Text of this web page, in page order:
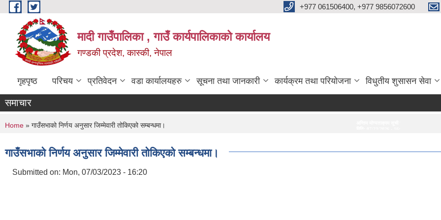
Skip to main content +977 061506400, +977 9856072600
मादी गाउँपालिका , गाउँ कार्यपालिकाको कार्यालय
गण्डकी प्रदेश, कास्की, नेपाल
गृहपृष्ठ परिचय प्रतिवेदन वडा कार्यालयहरु सूचना तथा जानकारी कार्यक्रम तथा परियोजना विधुतीय शुसासन सेवा
समाचार
You are here
Home » गाउँसभाको निर्णय अनुसार जिम्मेवारी तोकिएको सम्बन्धमा।
गाउँसभाको निर्णय अनुसार जिम्मेवारी तोकिएको सम्बन्धमा।
Submitted on: Mon, 07/03/2023 - 16:20